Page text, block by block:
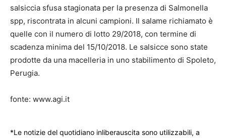
salsiccia sfusa stagionata per la presenza di Salmonella
spp, riscontrata in alcuni campioni. Il salame richiamato è
quelle con il numero di lotto 29/2018, con termine di
scadenza minima del 15/10/2018. Le salsicce sono state
prodotte da una macelleria in uno stabilimento di Spoleto,
Perugia.
fonte: www.agi.it
*Le notizie del quotidiano inliberauscita sono utilizzabili, a